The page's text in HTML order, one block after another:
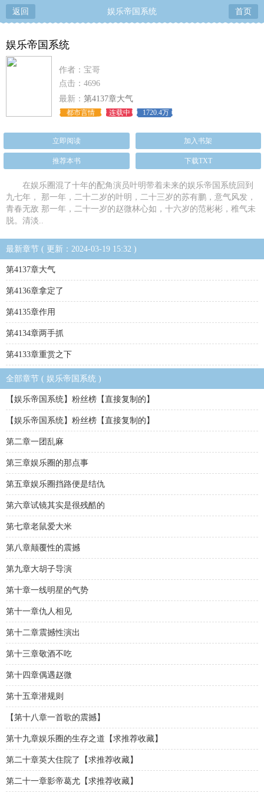
返回 娱乐帝国系统 首页
娱乐帝国系统
作者：宝哥
点击：4696
最新： 第4137章大气
都市言情 连载中 1720.4万
立即阅读 加入书架
推荐本书 下载TXT
在娱乐圈混了十年的配角演员叶明带着未来的娱乐帝国系统回到
九七年， 那一年，二十二岁的叶明，二十三岁的苏有鹏，意气风发，
青春无敌 那一年，二十一岁的赵微林心如，十六岁的范彬彬，稚气未
脱。清淡..
最新章节 ( 更新：2024-03-19 15:32 )
第4137章大气
第4136章拿定了
第4135章作用
第4134章两手抓
第4133章重赏之下
全部章节 ( 娱乐帝国系统 )
【娱乐帝国系统】粉丝榜【直接复制的】
【娱乐帝国系统】粉丝榜【直接复制的】
第二章一团乱麻
第三章娱乐圈的那点事
第五章娱乐圈挡路便是结仇
第六章试镜其实是很残酷的
第七章老鼠爱大米
第八章颠覆性的震撼
第九章大胡子导演
第十章一线明星的气势
第十一章仇人相见
第十二章震撼性演出
第十三章敬酒不吃
第十四章偶遇赵微
第十五章潜规则
【第十八章一首歌的震撼】
第十九章娱乐圈的生存之道【求推荐收藏】
第二十章英大住院了【求推荐收藏】
第二十一章影帝葛尤【求推荐收藏】